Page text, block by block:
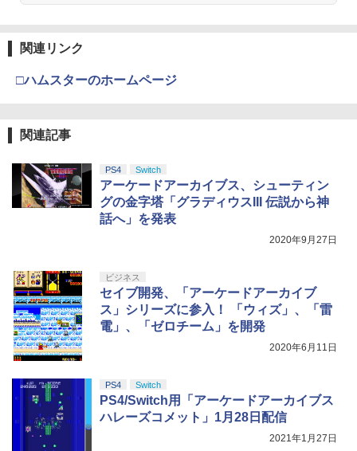
ポーチ ゲームカード12枚収納 アクセサ
4
Nintendo Switch 2 専用スマートポーチ
EVA ピカチュウ（走る姿）
￥2,811
5
【7週連続1位】inklink公式 Switch / Sw
itch2 コントローラー 最新モデル 最新フ
ァームウェア プロコン プロコン2 プロコ
ントローラー スイッチ2 スイッチ Switc
h コントローラー ワイヤレスコントロー
￥2,960
4
年11月12日、プレイ開始日：2026年11
月19日)(【初回購入封入特典】ヴィンテ
5
鬼武者 Way of the Sword 通常版 [PS5
ソフト]
ピア2 ブルーレイ ＋ DVD セット【ブル
スーパーの裏でヤニ吸うふたり Vol.3【B
4
￥9,000
ニンテンドープリペイド番号 5000円|オ
￥5,000
￥11,980
4
￥10,737
【純正品】DualSense ワイヤレスコン
￥10,737
【純正品】Xbox ワイヤレス コントロー
【国内正規品】Thrustmaster スラスト
マスター TH8S シフター - PC、PS4、P
S5、PS5 Pro、Xbox One、Xbox Serie
￥14,141
(オリジナル特典:オリジナル巾着＋メー
カー特典:【坤と離】二振りの剣、十翼よ
4
劇場版「鬼滅の刃」無限城編 第一章 猗
窩座再来 完全生産限定版 [Blu-ray]
5
【Amazon.co.jp限定】劇場版モノノ怪
第三章 蛇神 (オリジナル特典:オリジナル
巾着＋メーカー特典:【坤と離】二振りの
剣、十翼より来たる！スタジオ描き下ろ
￥8,800
関連リンク
□ハムスターのホームページ
関連記事
PS4 Switch
アーケードアーカイブス、シューティン
グの金字塔「グラディウスIII 伝説から神
話へ」を発表
2020年9月27日
ビジネス
セイブ開発、「アーケードアーカイブ
ス」シリーズに参入！ 「ウィズ」、「雷
電」、「ゼロチーム」を開発
2020年6月11日
PS4 Switch
PS4/Switch用「アーケードアーカイブス
ハレーズコメット」1月28日配信
2021年1月27日